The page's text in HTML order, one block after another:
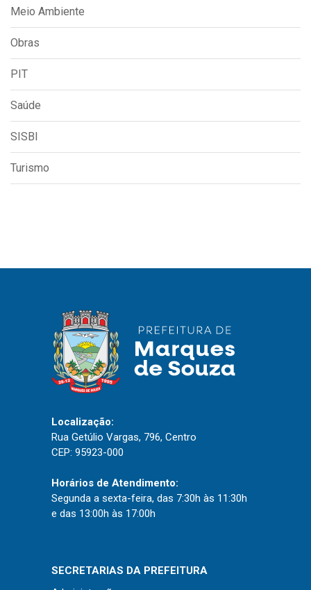
Meio Ambiente
Obras
PIT
Saúde
SISBI
Turismo
Usamos cookies em nosso site para fornecer a
Localização:
Rua Getúlio Vargas, 796, Centro
CEP: 95923-000
Horários de Atendimento:
Segunda a sexta-feira, das 7:30h às 11:30h
e das 13:00h às 17:00h
SECRETARIAS DA PREFEITURA